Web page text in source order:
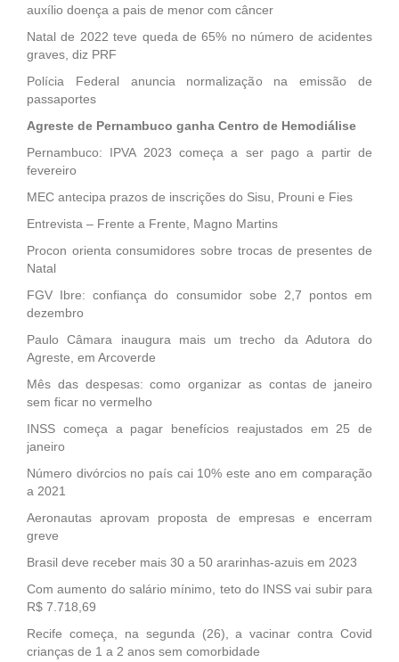
auxílio doença a pais de menor com câncer
Natal de 2022 teve queda de 65% no número de acidentes
graves, diz PRF
Polícia Federal anuncia normalização na emissão de
passaportes
Agreste de Pernambuco ganha Centro de Hemodiálise
Pernambuco: IPVA 2023 começa a ser pago a partir de
fevereiro
MEC antecipa prazos de inscrições do Sisu, Prouni e Fies
Entrevista – Frente a Frente, Magno Martins
Procon orienta consumidores sobre trocas de presentes de
Natal
FGV Ibre: confiança do consumidor sobe 2,7 pontos em
dezembro
Paulo Câmara inaugura mais um trecho da Adutora do
Agreste, em Arcoverde
Mês das despesas: como organizar as contas de janeiro
sem ficar no vermelho
INSS começa a pagar benefícios reajustados em 25 de
janeiro
Número divórcios no país cai 10% este ano em comparação
a 2021
Aeronautas aprovam proposta de empresas e encerram
greve
Brasil deve receber mais 30 a 50 ararinhas-azuis em 2023
Com aumento do salário mínimo, teto do INSS vai subir para
R$ 7.718,69
Recife começa, na segunda (26), a vacinar contra Covid
crianças de 1 a 2 anos sem comorbidade